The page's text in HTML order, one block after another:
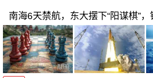
南海6天禁航，东大摆下“阳谋棋”，